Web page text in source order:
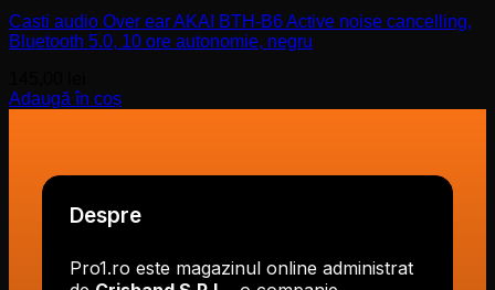
Casti audio Over ear AKAI BTH-B6 Active noise cancelling,
Bluetooth 5.0, 10 ore autonomie, negru
Adaugă în coș
Despre
Pro1.ro este magazinul online administrat